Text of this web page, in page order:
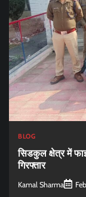
BLOG
सिडकुल क्षेत्र में
गिरफ्तार
Kamal Sharma